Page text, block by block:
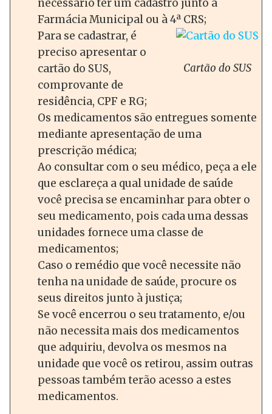
necessário ter um cadastro junto à
Farmácia Municipal ou à 4ª CRS;
Cartão do SUS
Para se cadastrar, é
preciso apresentar o
cartão do SUS,
comprovante de
residência, CPF e RG;
Os medicamentos são entregues somente
mediante apresentação de uma
prescrição médica;
Ao consultar com o seu médico, peça a ele
que esclareça a qual unidade de saúde
você precisa se encaminhar para obter o
seu medicamento, pois cada uma dessas
unidades fornece uma classe de
medicamentos;
Caso o remédio que você necessite não
tenha na unidade de saúde, procure os
seus direitos junto à justiça;
Se você encerrou o seu tratamento, e/ou
não necessita mais dos medicamentos
que adquiriu, devolva os mesmos na
unidade que você os retirou, assim outras
pessoas também terão acesso a estes
medicamentos.